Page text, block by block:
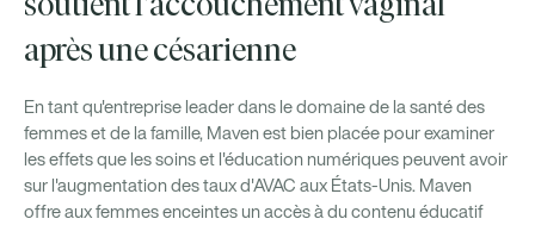
soutient l'accouchement vaginal
après une césarienne
En tant qu'entreprise leader dans le domaine de la santé des
femmes et de la famille, Maven est bien placée pour examiner
les effets que les soins et l'éducation numériques peuvent avoir
sur l'augmentation des taux d'AVAC aux États-Unis. Maven
offre aux femmes enceintes un accès à du contenu éducatif